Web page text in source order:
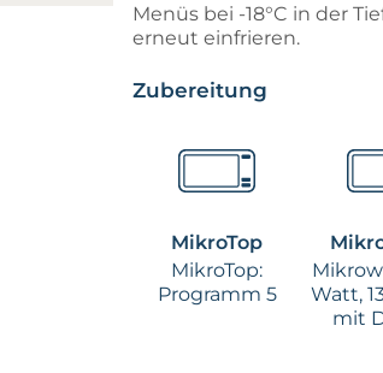
Menüs bei -18°C in der
erneut einfrieren.
Zubereitung
MikroTop
MikroTop:
Programm 5
Watt,
mit